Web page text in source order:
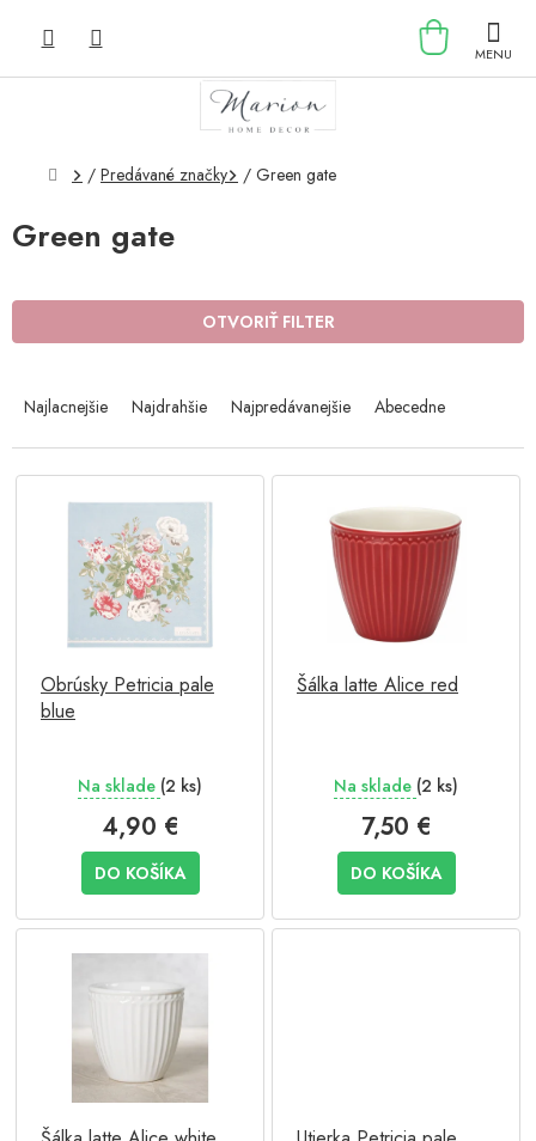
KOŠÍK
Domov
/ Predávané značky / Green gate
Green gate
OTVORIŤ FILTER
e
n
Najlacnejšie Najdrahšie Najpredávanejšie Abecedne
V
Obrúsky Petricia pale
blue
Na sklade (2 ks)
4,90 €
DO KOŠÍKA
Šálka latte Alice red
Na sklade (2 ks)
7,50 €
DO KOŠÍKA